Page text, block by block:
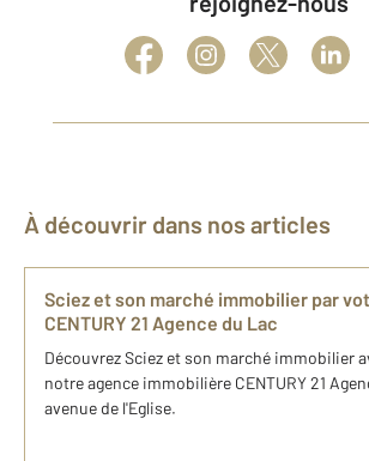
À découvrir dans nos articles
Sciez et son marché immobilier par
CENTURY 21 Agence du Lac
Découvrez Sciez et son marché immobilier
notre agence immobilière CENTURY 21
avenue de l'Eglise.